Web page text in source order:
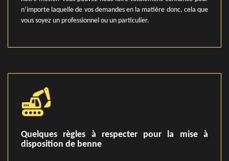
n’importe laquelle de vos demandes en la matière donc, cela que
vous soyez un professionnel ou un particulier.
Quelques règles à respecter pour la mise à
disposition de benne